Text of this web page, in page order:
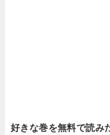
好きな巻を無料で読み